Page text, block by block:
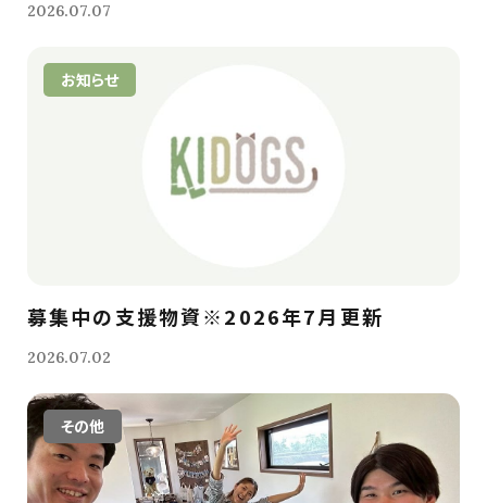
2026.07.07
お知らせ
募集中の支援物資※2026年7月更新
2026.07.02
その他